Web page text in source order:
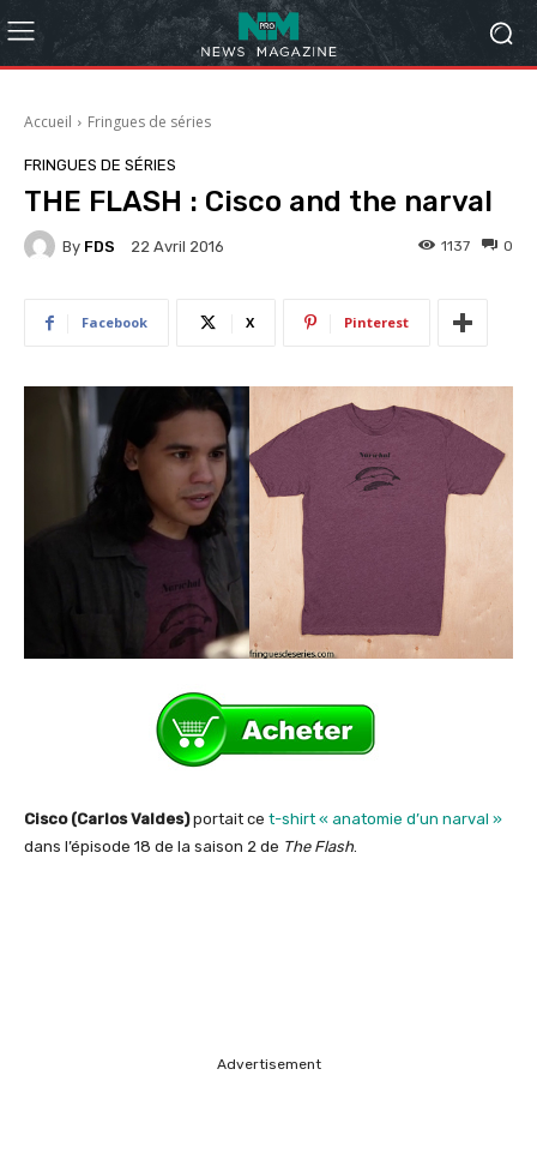
Accueil Fringues de séries
FRINGUES DE SÉRIES
THE FLASH : Cisco and the narval
By FDS 22 Avril 2016 0
1137
Facebook X Pinterest
Cisco (Carlos Valdes)portait ce t-shirt « anatomie d’un narval »
dans l’épisode 18 de la saison 2 de The Flash.
Advertisement